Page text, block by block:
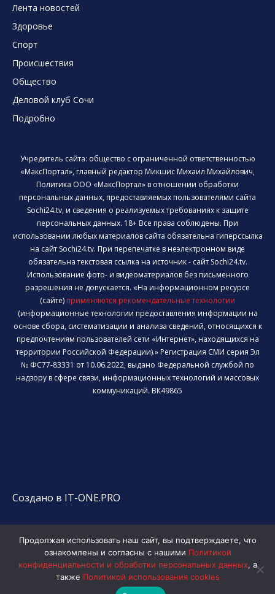
Лента новостей
Здоровье
Спорт
Происшествия
Общество
Деловой клуб Сочи
Подробно
Учредитель сайта: общество с ограниченной ответственностью
«МаксПортал», главный редактор Микшис Михаил Михайлович,
Политика ООО «МаксПортал» в отношении обработки
персональных данных, предоставляемых пользователями сайта
Sochi24.tv, и сведения о реализуемых требованиях к защите
персональных данных. 18+ Все права соблюдены. При
использовании любых материалов сайта обязательна гиперссылка
на сайт Sochi24.tv. При перепечатке в неэлектронном виде
обязательна текстовая ссылка на источник - сайт Sochi24.tv.
Использование фото- и видеоматериалов без письменного
разрешения не допускается. «На информационном ресурсе
(сайте) применяются рекомендательные технологии
(информационные технологии предоставления информации на
основе сбора, систематизации и анализа сведений, относящихся к
предпочтениям пользователей сети «Интернет», находящихся на
территории Российской Федерации).» Регистрация СМИ серия Эл
№ ФС77-83331 от 10.06.2022, выдано Федеральной службой по
надзору в сфере связи, информационных технологий и массовых
коммуникаций. ВК49865
Создано в IT-ONE.PRO
Продолжая использовать наш сайт, вы подтверждаете, что
ознакомлены и согласны с нашими Политикой
конфиденциальности и обработки персональных данных, а
также Политикой использования cookies